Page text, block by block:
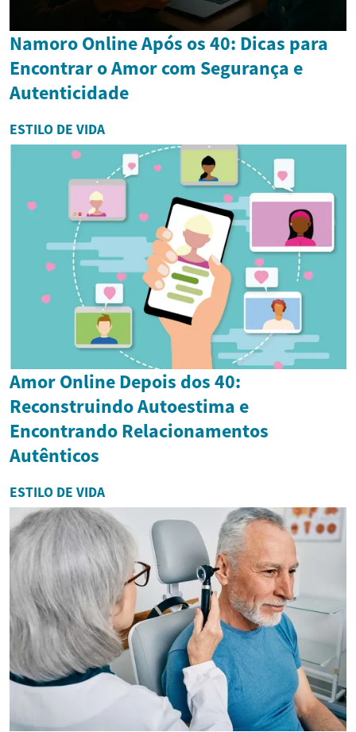
Namoro Online Após os 40: Dicas para
Encontrar o Amor com Segurança e
Autenticidade
ESTILO DE VIDA
Amor Online Depois dos 40:
Reconstruindo Autoestima e
Encontrando Relacionamentos
Autênticos
ESTILO DE VIDA